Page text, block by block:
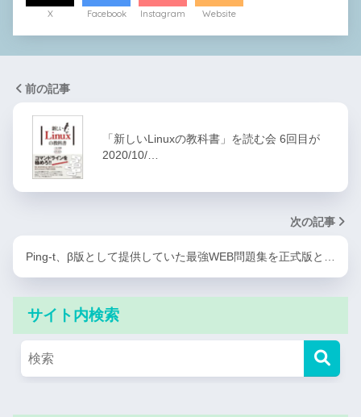
X Facebook Instagram Website
前の記事
「新しいLinuxの教科書」を読む会 6回目が
2020/10/…
次の記事
Ping-t、β版として提供していた最強WEB問題集を正式版と…
サイト内検索